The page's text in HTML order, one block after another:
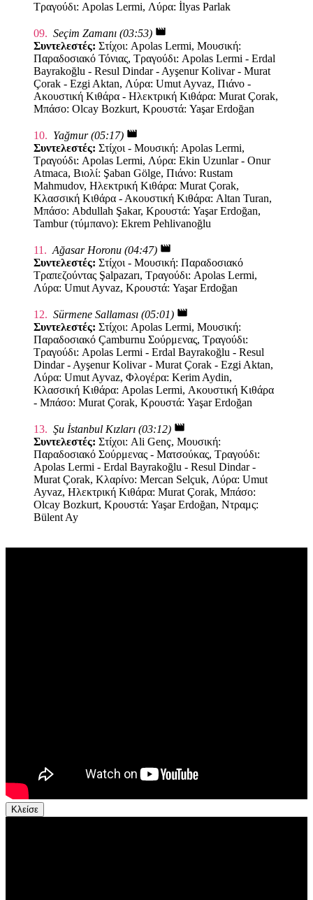
Τραγούδι: Apolas Lermi, Λύρα: İlyas Parlak
09. Seçim Zamanı (03:53) movie
Συντελεστές: Στίχοι: Apolas Lermi, Μουσική:
Παραδοσιακό Τόνιας, Τραγούδι: Apolas Lermi - Erdal
Bayrakoğlu - Resul Dindar - Ayşenur Kolivar - Murat
Çorak - Ezgi Aktan, Λύρα: Umut Ayvaz, Πιάνο -
Ακουστική Κιθάρα - Ηλεκτρική Κιθάρα: Murat Çorak,
Μπάσο: Olcay Bozkurt, Κρουστά: Yaşar Erdoğan
10. Yağmur (05:17) movie
Συντελεστές: Στίχοι - Μουσική: Apolas Lermi,
Τραγούδι: Apolas Lermi, Λύρα: Ekin Uzunlar - Onur
Atmaca, Βιολί: Şaban Gölge, Πιάνο: Rustam
Mahmudov, Ηλεκτρική Κιθάρα: Murat Çorak,
Κλασσική Κιθάρα - Ακουστική Κιθάρα: Altan Turan,
Μπάσο: Abdullah Şakar, Κρουστά: Yaşar Erdoğan,
Tambur (τύμπανο): Ekrem Pehlivanoğlu
11. Ağasar Horonu (04:47) movie
Συντελεστές: Στίχοι - Μουσική: Παραδοσιακό
Τραπεζούντας Şalpazarı, Τραγούδι: Apolas Lermi,
Λύρα: Umut Ayvaz, Κρουστά: Yaşar Erdoğan
12. Sürmene Sallaması (05:01) movie
Συντελεστές: Στίχοι: Apolas Lermi, Μουσική:
Παραδοσιακό Çamburnu Σούρμενας, Τραγούδι:
Τραγούδι: Apolas Lermi - Erdal Bayrakoğlu - Resul
Dindar - Ayşenur Kolivar - Murat Çorak - Ezgi Aktan,
Λύρα: Umut Ayvaz, Φλογέρα: Kerim Aydin,
Κλασσική Κιθάρα: Apolas Lermi, Ακουστική Κιθάρα
- Μπάσο: Murat Çorak, Κρουστά: Yaşar Erdoğan
13. Şu İstanbul Kızları (03:12) movie
Συντελεστές: Στίχοι: Ali Genç, Μουσική:
Παραδοσιακό Σούρμενας - Ματσούκας, Τραγούδι:
Apolas Lermi - Erdal Bayrakoğlu - Resul Dindar -
Murat Çorak, Κλαρίνο: Mercan Selçuk, Λύρα: Umut
Ayvaz, Ηλεκτρική Κιθάρα: Murat Çorak, Μπάσο:
Olcay Bozkurt, Κρουστά: Yaşar Erdoğan, Ντραμς:
Bülent Ay
Κλείσε